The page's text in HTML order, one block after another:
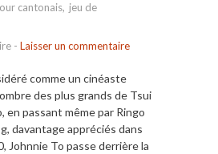
cantonais, jeu de
- Laisser un commentaire
comme un cinéaste
des plus grands de Tsui
en passant même par Ringo
davantage appréciés dans
Johnnie To passe derrière la